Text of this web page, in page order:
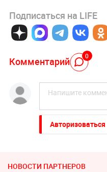
Подписаться на LIFE
Комментарий 0
Авторизоваться
НОВОСТИ ПАРТНЕРОВ